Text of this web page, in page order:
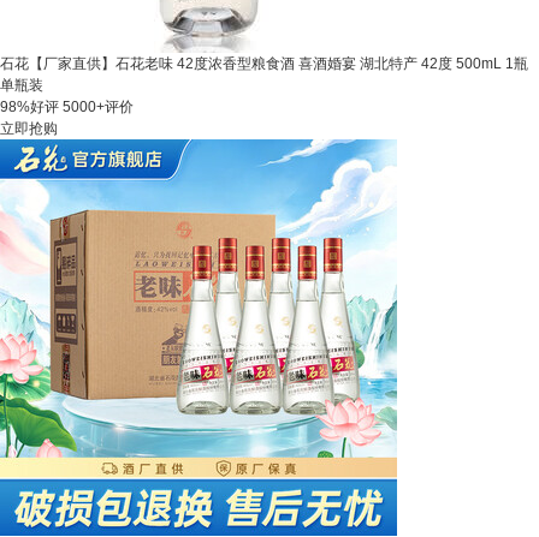
石花【厂家直供】石花老味 42度浓香型粮食酒 喜酒婚宴 湖北特产 42度 500mL 1瓶
单瓶装
98%好评 5000+评价
立即抢购